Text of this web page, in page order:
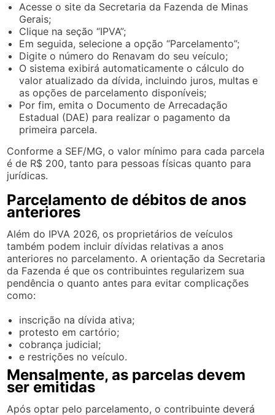
Acesse o site da Secretaria da Fazenda de Minas
Gerais;
Clique na seção “IPVA”;
Em seguida, selecione a opção “Parcelamento”;
Digite o número do Renavam do seu veículo;
O sistema exibirá automaticamente o cálculo do
valor atualizado da dívida, incluindo juros, multas e
as opções de parcelamento disponíveis;
Por fim, emita o Documento de Arrecadação
Estadual (DAE) para realizar o pagamento da
primeira parcela.
Conforme a SEF/MG, o valor mínimo para cada parcela
é de R$ 200, tanto para pessoas físicas quanto para
jurídicas.
Parcelamento de débitos de anos
anteriores
Além do IPVA 2026, os proprietários de veículos
também podem incluir dívidas relativas a anos
anteriores no parcelamento. A orientação da Secretaria
da Fazenda é que os contribuintes regularizem sua
pendência o quanto antes para evitar complicações
como:
inscrição na dívida ativa;
protesto em cartório;
cobrança judicial;
e restrições no veículo.
Mensalmente, as parcelas devem
ser emitidas
Após optar pelo parcelamento, o contribuinte deverá